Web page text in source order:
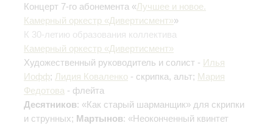
Концерт 7-го абонемента «Лучшее и новое.
Камерный оркестр «Дивертисмент»»
К 30-летию образования коллектива
Камерный оркестр «Дивертисмент»
Художественный руководитель и солист - Илья
Иофф; Лидия Коваленко - скрипка, альт; Мария
Федотова - флейта
Десятников: «Как старый шарманщик» для скрипки
и струнных; Мартынов: «Неоконченный квинтет